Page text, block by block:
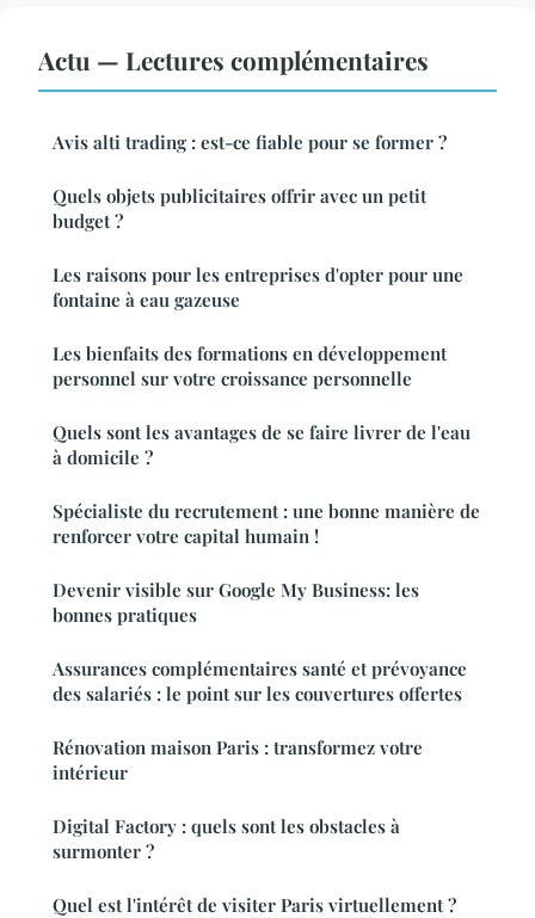
Actu — Lectures complémentaires
Avis alti trading : est-ce fiable pour se former ?
Quels objets publicitaires offrir avec un petit
budget ?
Les raisons pour les entreprises d'opter pour une
fontaine à eau gazeuse
Les bienfaits des formations en développement
personnel sur votre croissance personnelle
Quels sont les avantages de se faire livrer de l'eau
à domicile ?
Spécialiste du recrutement : une bonne manière de
renforcer votre capital humain !
Devenir visible sur Google My Business: les
bonnes pratiques
Assurances complémentaires santé et prévoyance
des salariés : le point sur les couvertures offertes
Rénovation maison Paris : transformez votre
intérieur
Digital Factory : quels sont les obstacles à
surmonter ?
Quel est l'intérêt de visiter Paris virtuellement ?